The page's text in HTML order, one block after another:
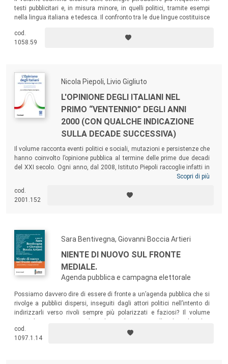
testi pubblicitari e, in misura minore, in quelli politici, tramite esempi
nella lingua italiana e tedesca. Il confronto tra le due lingue costituisce
comprensione di dinamiche differenti nei diversi contesti
socioculturali.
cod.
1058.59
Nicola Piepoli, Livio Gigliuto
L'OPINIONE DEGLI ITALIANI NEL
PRIMO “VENTENNIO” DEGLI ANNI
2000 (CON QUALCHE INDICAZIONE
SULLA DECADE SUCCESSIVA)
Il volume racconta eventi politici e sociali, mutazioni e persistenze che
hanno coinvolto l’opinione pubblica al termine delle prime due decadi
del XXI secolo. Ogni anno, dal 2008, Istituto Piepoli raccoglie infatti in
una pubblicazione le sue informazioni sullo stato dell’Opinione
principali Leader del Paese di raccontare i prossimi 10 anni,
descrivendo l’Italia del prossimo decennio attraverso la costruzione di
Scopri di più
cod.
2001.152
Sara Bentivegna, Giovanni Boccia Artieri
NIENTE DI NUOVO SUL FRONTE
MEDIALE.
Agenda pubblica e campagna elettorale
Possiamo davvero dire di essere di fronte a un’agenda pubblica che si
rivolge a pubblici dispersi, inseguiti dagli attori politici nell’intento di
indirizzarli verso rivoli sempre più polarizzati e faziosi? Il volume
multipiattaforma dei pubblici dell’informazione della campagna politica
italiana del marzo 2018. Le conclusioni potranno sorprendere.
cod.
1097.1.14